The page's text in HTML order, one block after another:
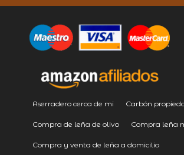
Aserradero cerca de mi Carbón
Compra de leña de olivo Compra leña
Compra y venta de leña a domicilio